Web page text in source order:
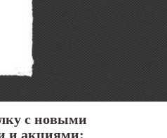
с новыми
и акциями: